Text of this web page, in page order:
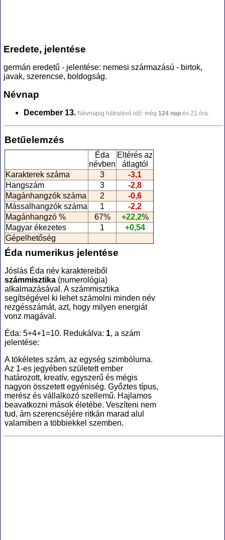
Eredete, jelentése
germán eredetű - jelentése: nemesi származású - birtok,
javak, szerencse, boldogság.
Névnap
December 13. Névnapig hátralévő idő: még 124 nap és 21 óra.
Betűelemzés
Éda
névben
Eltérés az
átlagtól
Karakterek száma
3
-3,1
Hangszám
3
-2,8
Magánhangzók száma
2
-0,6
Mássalhangzók száma
1
-2,2
Magánhangzó %
67% +22,2%
Magyar ékezetes
1
+0,54
Gépelhetőség
Éda numerikus jelentése
Jóslás Éda név karaktereiből
számmisztika (numerológia)
alkalmazásával. A számmisztika
segítségével ki lehet számolni minden név
rezgésszámát, azt, hogy milyen energiát
vonz magával.
Éda: 5+4+1=10. Redukálva: 1, a szám
jelentése:
A tökéletes szám, az egység szimbóluma.
Az 1-es jegyében született ember
határozott, kreatív, egyszerű és mégis
nagyon összetett egyéniség. Győztes típus,
merész és vállalkozó szellemű. Hajlamos
beavatkozni mások életébe. Veszíteni nem
tud, ám szerencséjére ritkán marad alul
valamiben a többiekkel szemben.